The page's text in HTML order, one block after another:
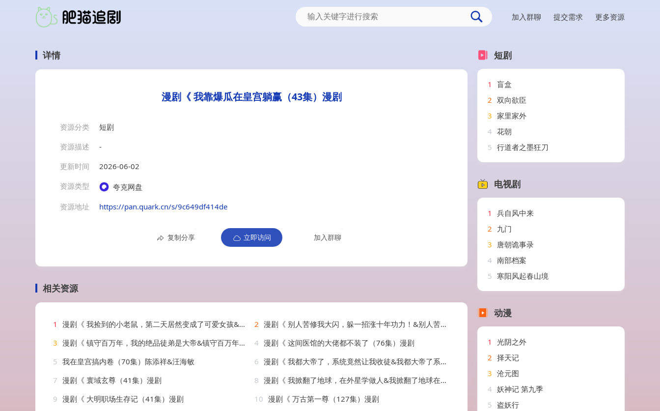
加入群聊 提交需求 更多资源
详情
漫剧《 我靠爆瓜在皇宫躺赢（43集）漫剧
资源分类
短剧
资源描述
-
更新时间
2026-06-02
资源类型
夸克网盘
资源地址
https://pan.quark.cn/s/9c649df414de
复制分享 立即访问 加入群聊
相关资源
1 漫剧《 我捡到的小老鼠，第二天居然变成了可爱女孩&我捡到的小老鼠第二天居然变成了可爱女孩（13集）漫剧 2 漫剧《 别人苦修我大闪，躲一招涨十年功力！&别人苦修我大闪躲一招涨十年功力（61集）漫剧
3 漫剧《 镇守百万年，我的绝品徒弟是大帝&镇守百万年我的绝品徒弟是大帝（62集）漫剧 4 漫剧《 这间医馆的大佬都不装了（76集）漫剧
5 我在皇宫搞内卷（70集）陈添祥&汪海敏 6 漫剧《 我都大帝了，系统竟然让我收徒&我都大帝了系统竟然让我收徒（73集）漫剧
7 漫剧《 寰域玄尊（41集）漫剧 8 漫剧《 我掀翻了地球，在外星学做人&我掀翻了地球在外星学做人（44集）漫剧
9 漫剧《 大明职场生存记（41集）漫剧 10 漫剧《 万古第一尊（127集）漫剧
短剧
1
盲盒
2 双向欲臣
3 家里家外
4 花朝
5 行道者之墨狂刀
电视剧
1
兵自风中来
2 九门
3 唐朝诡事录
4 南部档案
5 寒阳风起春山境
动漫
1
光阴之外
2 择天记
3 沧元图
4 妖神记 第九季
5 盗妖行